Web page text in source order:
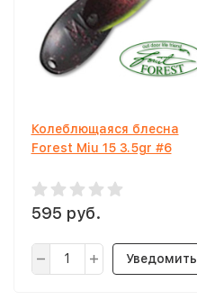
Колеблющаяся блесна
Forest Miu 15 3.5gr #6
595 руб.
Уведомить